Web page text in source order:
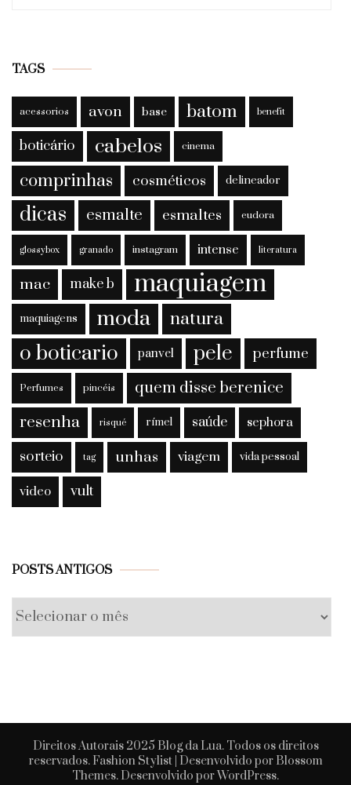
TAGS
acessorios avon base batom benefit
boticário cabelos cinema
comprinhas cosméticos delineador
dicas esmalte esmaltes eudora
glossybox granado instagram intense literatura
mac make b maquiagem
maquiagens moda natura
o boticario panvel pele perfume
Perfumes pincéis quem disse berenice
resenha risqué rímel saúde sephora
sorteio tag unhas viagem vida pessoal
video vult
POSTS ANTIGOS
Posts
Direitos Autorais 2025 Blog da Lua. Todos os direitos
reservados.Fashion Stylist | Desenvolvido por Blossom
Themes. Desenvolvido porWordPress.